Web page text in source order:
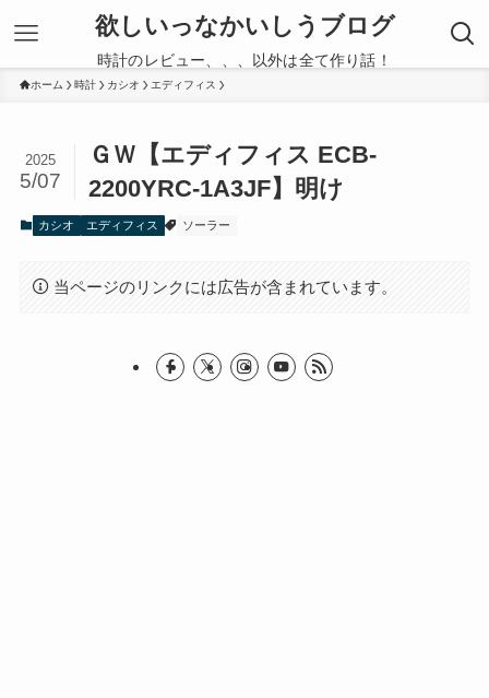
欲しいっなかいしうブログ
時計のレビュー、、、以外は全て作り話！
ホーム 時計 カシオ エディフィス
ＧＷ【エディフィス ECB-
2200YRC-1A3JF】明け
2025
5/07
カシオ エディフィス ソーラー
当ページのリンクには広告が含まれています。